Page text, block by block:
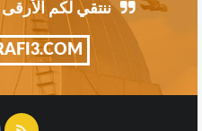
ننتقي لكم الأرقى